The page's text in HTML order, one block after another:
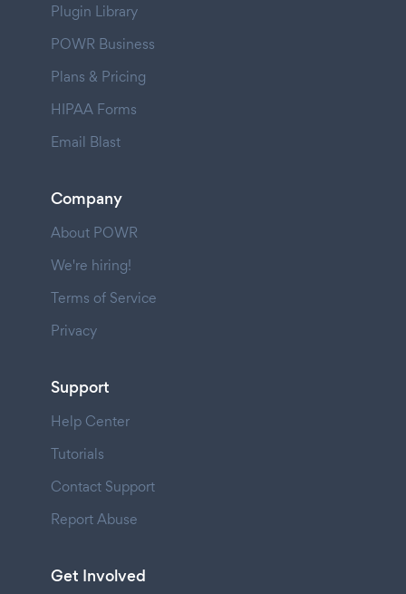
Plugin Library
POWR Business
Plans & Pricing
HIPAA Forms
Email Blast
Company
About POWR
We're hiring!
Terms of Service
Privacy
Support
Help Center
Tutorials
Contact Support
Report Abuse
Get Involved